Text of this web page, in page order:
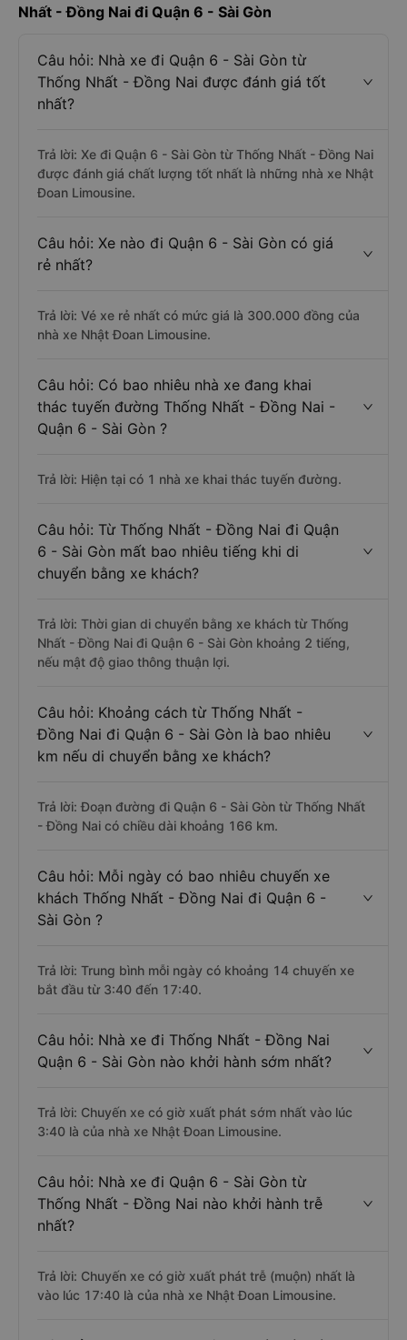
Nhất - Đồng Nai đi Quận 6 - Sài Gòn
Câu hỏi: Nhà xe đi Quận 6 - Sài Gòn từ
Thống Nhất - Đồng Nai được đánh giá tốt
nhất?
Trả lời: Xe đi Quận 6 - Sài Gòn từ Thống Nhất - Đồng Nai
được đánh giá chất lượng tốt nhất là những nhà xe Nhật
Đoan Limousine.
Câu hỏi: Xe nào đi Quận 6 - Sài Gòn có giá
rẻ nhất?
Trả lời: Vé xe rẻ nhất có mức giá là 300.000 đồng của
nhà xe Nhật Đoan Limousine.
Câu hỏi: Có bao nhiêu nhà xe đang khai
thác tuyến đường Thống Nhất - Đồng Nai -
Quận 6 - Sài Gòn ?
Trả lời: Hiện tại có 1 nhà xe khai thác tuyến đường.
Câu hỏi: Từ Thống Nhất - Đồng Nai đi Quận
6 - Sài Gòn mất bao nhiêu tiếng khi di
chuyển bằng xe khách?
Trả lời: Thời gian di chuyển bằng xe khách từ Thống
Nhất - Đồng Nai đi Quận 6 - Sài Gòn khoảng 2 tiếng,
nếu mật độ giao thông thuận lợi.
Câu hỏi: Khoảng cách từ Thống Nhất -
Đồng Nai đi Quận 6 - Sài Gòn là bao nhiêu
km nếu di chuyển bằng xe khách?
Trả lời: Đoạn đường đi Quận 6 - Sài Gòn từ Thống Nhất
- Đồng Nai có chiều dài khoảng 166 km.
Câu hỏi: Mỗi ngày có bao nhiêu chuyến xe
khách Thống Nhất - Đồng Nai đi Quận 6 -
Sài Gòn ?
Trả lời: Trung bình mỗi ngày có khoảng 14 chuyến xe
bắt đầu từ 3:40 đến 17:40.
Câu hỏi: Nhà xe đi Thống Nhất - Đồng Nai
Quận 6 - Sài Gòn nào khởi hành sớm nhất?
Trả lời: Chuyến xe có giờ xuất phát sớm nhất vào lúc
3:40 là của nhà xe Nhật Đoan Limousine.
Câu hỏi: Nhà xe đi Quận 6 - Sài Gòn từ
Thống Nhất - Đồng Nai nào khởi hành trễ
nhất?
Trả lời: Chuyến xe có giờ xuất phát trễ (muộn) nhất là
vào lúc 17:40 là của nhà xe Nhật Đoan Limousine.